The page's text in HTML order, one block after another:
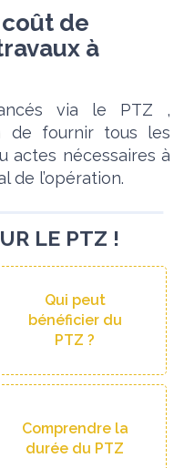
de
à
via le PTZ ,
de fournir tous les
actes nécessaires à
de l’opération.
LE PTZ !
Qui peut
bénéficier du
PTZ ?
Comprendre la
durée du PTZ